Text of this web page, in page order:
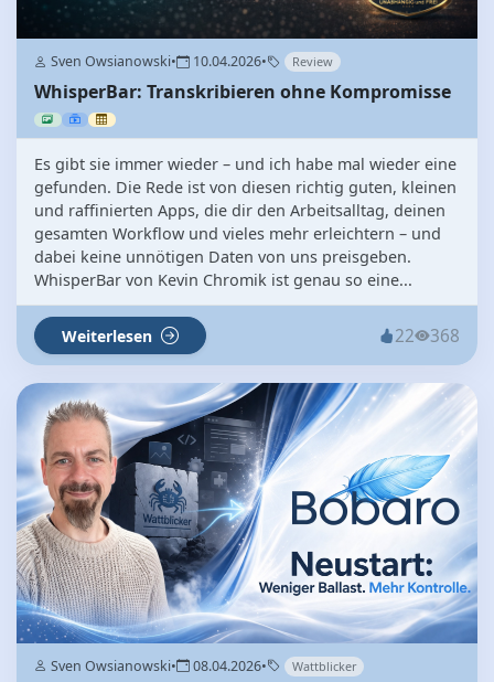
Sven Owsianowski• 10.04.2026• Review
WhisperBar: Transkribieren ohne Kompromisse
Es gibt sie immer wieder – und ich habe mal wieder eine
gefunden. Die Rede ist von diesen richtig guten, kleinen
und raffinierten Apps, die dir den Arbeitsalltag, deinen
gesamten Workflow und vieles mehr erleichtern – und
dabei keine unnötigen Daten von uns preisgeben.
WhisperBar von Kevin Chromik ist genau so eine...
Weiterlesen 22 368
Sven Owsianowski• 08.04.2026• Wattblicker